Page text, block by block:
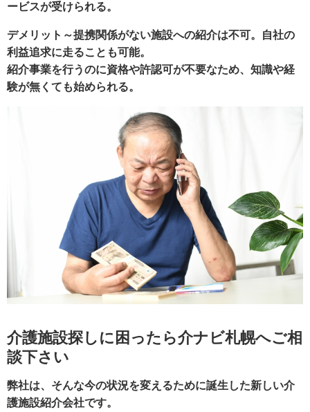
ービスが受けられる。
デメリット～提携関係がない施設への紹介は不可。自社の
利益追求に走ることも可能。
紹介事業を行うのに資格や許認可が不要なため、知識や経
験が無くても始められる。
介護施設探しに困ったら介ナビ札幌へご相
談下さい
弊社は、そんな今の状況を変えるために誕生した新しい介
護施設紹介会社です。